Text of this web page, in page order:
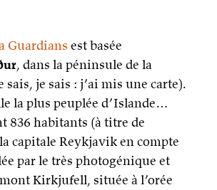
Guardians est basée
, dans la péninsule de la
sais, je sais : j’ai mis une carte).
la plus peuplée d’Islande…
836 habitants (à titre de
capitale Reykjavik en compte
par le très photogénique et
Kirkjufell, située à l’orée